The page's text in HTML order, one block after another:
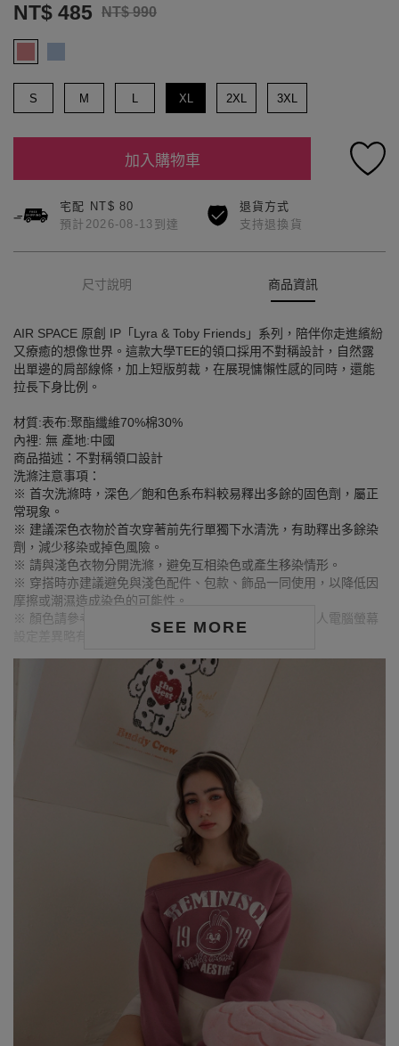
NT$ 485 NT$ 990
S M L XL 2XL 3XL
加入購物車
宅配 NT$ 80
預計2026-08-13到達
退貨方式
支持退換貨
尺寸說明 商品資訊
SEE MORE
AIR SPACE 原創 IP「Lyra & Toby Friends」系列，陪伴你走進繽紛
又療癒的想像世界。這款大學TEE的領口採用不對稱設計，自然露
出單邊的肩部線條，加上短版剪裁，在展現慵懶性感的同時，還能
拉長下身比例。
材質:表布:聚酯纖維70%棉30%
內裡: 無 產地:中國
商品描述：不對稱領口設計
洗滌注意事項：
※ 首次洗滌時，深色／飽和色系布料較易釋出多餘的固色劑，屬正
常現象。
※ 建議深色衣物於首次穿著前先行單獨下水清洗，有助釋出多餘染
劑，減少移染或掉色風險。
※ 請與淺色衣物分開洗滌，避免互相染色或產生移染情形。
※ 穿搭時亦建議避免與淺色配件、包款、飾品一同使用，以降低因
摩擦或潮濕造成染色的可能性。
※ 顏色請參考單品圖片較為接近，但因圖檔顏色會因個人電腦螢幕
設定差異略有不同，請以實際商品顏色為準。
身高175cm／胸圍Bust：83cm
腰圍Waist：60cm／臀圍hips：90cm
試穿報告：模特兒穿著S號